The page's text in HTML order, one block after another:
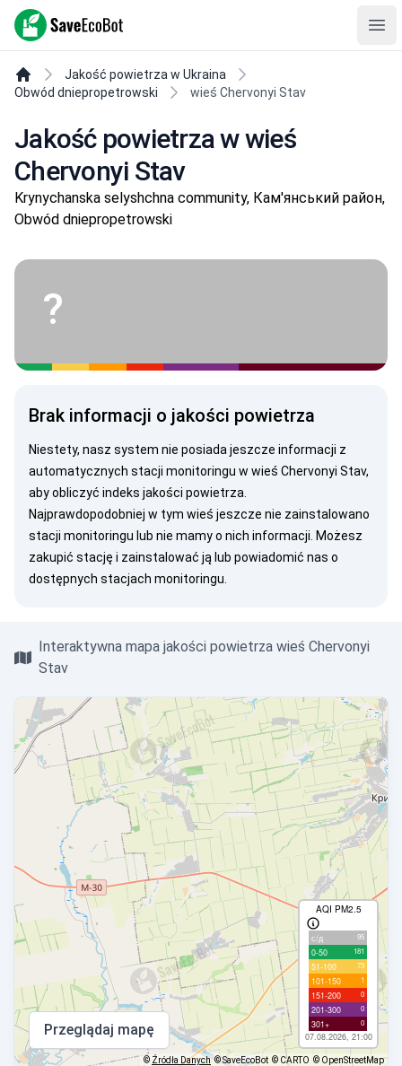
SaveEcoBot
Jakość powietrza w Ukraina
Obwód dniepropetrowski
wieś Chervonyi Stav
Jakość powietrza w wieś
Chervonyi Stav
Krynychanska selyshchna community, Кам'янський район,
Obwód dniepropetrowski
?
Brak informacji o jakości powietrza
Niestety, nasz system nie posiada jeszcze informacji z
automatycznych stacji monitoringu w wieś Chervonyi Stav,
aby obliczyć indeks jakości powietrza.
Najprawdopodobniej w tym wieś jeszcze nie zainstalowano
stacji monitoringu lub nie mamy o nich informacji. Możesz
zakupić stację i zainstalować ją lub powiadomić nas o
dostępnych stacjach monitoringu.
Interaktywna mapa jakości powietrza wieś Chervonyi
Stav
AQI PM2.5
с/д 95
0-50 181
51-100 73
101-150 1
151-200 0
201-300 0
301+ 0
07.08.2026, 21:00
Przeglądaj mapę
© Źródła Danych © SaveEcoBot © CARTO © OpenStreetMap